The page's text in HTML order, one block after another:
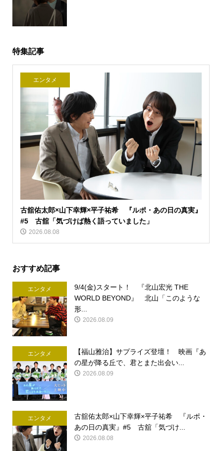
特集記事
エンタメ
古舘佑太郎×山下幸輝×平子祐希 『ルポ・あの日の真実』
#5 古舘「気づけば熱く語っていました」
2026.08.08
おすすめ記事
エンタメ
9/4(金)スタート！ 『北山宏光 THE
WORLD BEYOND』 北山「このような
形...
2026.08.09
エンタメ
【福山雅治】サプライズ登壇！ 映画『あ
の星が降る丘で、君とまた出会い...
2026.08.09
エンタメ
古舘佑太郎×山下幸輝×平子祐希 『ルポ・
あの日の真実』#5 古舘「気づけ...
2026.08.08